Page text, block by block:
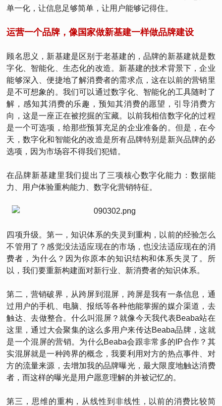
单一化，让信息足够简单，让用户能够记得住。
运营一个品牌，像国家做新基建一样做品牌建设
顾名思义，新基建是区别于老基建的，品牌的新基建就是数
字化、智能化、生态化的改造。新基建的技术背景下，企业
能够深入、便捷地了解消费者的需求点，这在以前的营销里
是不可想象的。我们可以通过数字化、智能化的工具随时了
解，感知其消费的乐趣，预知其消费的愿望，引导消费方
向，这是一座正在被挖掘的宝藏。以前我相信数字化的过程
是一个可选项，给那些预算充足的企业准备的。但是，在今
天，数字化和智能化的改造是所有品牌特别是新兴品牌的必
选项，因为市场容不得我们犯错。
在品牌新基建里我们提出了三项核心数字化能力：数据能
力、用户体验重构能力、数字化营销特征。
四项升级。第一，知识体系的失灵到重构，以前的经验怎么
不管用了？感觉没法适应现在的市场，也没法适应现在的消
费者，为什么？因为你原本的知识结构和体系失灵了。所
以，我们要重新构建面对新行业、新消费者的知识体系。
第二，营销破界，从跨屏到混屏，跨屏是我有一条信息，通
过用户的手机、电脑、报纸等各种他能掌握的媒介渠道，去
触达、去做整合。什么叫混屏？就像今天我代表Beaba站在
这里，通过大会聚集的这么多用户来传达Beaba品牌，这就
是一个混屏的营销。为什么Beaba会跟非常多的IP合作？其
实混屏就是一种跨界的概念，我要利用对方的热点事件、对
方的流量来源，去增加我的品牌曝光，最大限度地触达消费
者，而这样的曝光是用户愿意理解的并被记忆的。
第三，思维的重构，从线性到非线性，以前的消费比较简